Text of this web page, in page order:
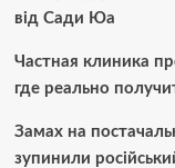
від Сади Юа
Частная клиника
где реально
Замах на
зупинили